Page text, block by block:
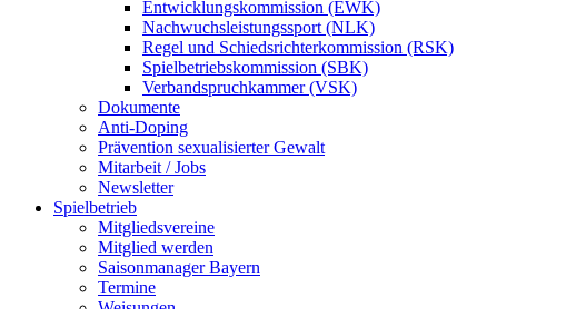
Entwicklungskommission (EWK)
Nachwuchsleistungssport (NLK)
Regel und Schiedsrichterkommission (RSK)
Spielbetriebskommission (SBK)
Verbandspruchkammer (VSK)
Dokumente
Anti-Doping
Prävention sexualisierter Gewalt
Mitarbeit / Jobs
Newsletter
Spielbetrieb
Mitgliedsvereine
Mitglied werden
Saisonmanager Bayern
Termine